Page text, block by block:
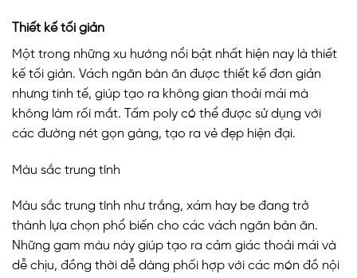
Thiết kế tối giản
Một trong những xu hướng nổi bật nhất hiện nay là thiết
kế tối giản. Vách ngăn bàn ăn được thiết kế đơn giản
nhưng tinh tế, giúp tạo ra không gian thoải mái mà
không làm rối mắt. Tấm poly có thể được sử dụng với
các đường nét gọn gàng, tạo ra vẻ đẹp hiện đại.
Màu sắc trung tính
Màu sắc trung tính như trắng, xám hay be đang trở
thành lựa chọn phổ biến cho các vách ngăn bàn ăn.
Những gam màu này giúp tạo ra cảm giác thoải mái và
dễ chịu, đồng thời dễ dàng phối hợp với các món đồ nội